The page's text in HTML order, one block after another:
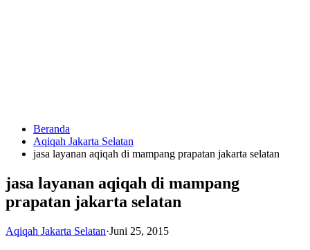
HUBUNGI
KAMI
Beranda
Aqiqah Jakarta Selatan
jasa layanan aqiqah di mampang prapatan jakarta selatan
jasa layanan aqiqah di mampang
prapatan jakarta selatan
Aqiqah Jakarta Selatan·Juni 25, 2015